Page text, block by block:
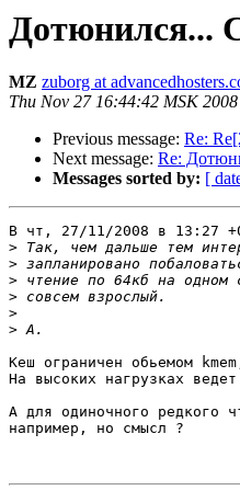
Дотюнился...
MZ zuborg at
Thu Nov 27 16:44:42 MSK 2008
Previous message: Re:
Next message: Re:
Messages sorted by: [
В чт, 27/11/2008 в 13:27
>
>
>
>
>
>
Кеш ограничен обьемом
На высоких нагрузках
А для одиночного редкого
например, но смысл ?